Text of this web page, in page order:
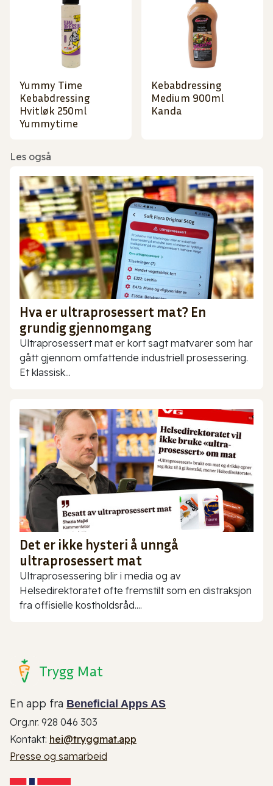
Yummy Time
Kebabdressing
Hvitløk 250ml
Yummytime
Kebabdressing
Medium 900ml
Kanda
Les også
Hva er ultraprosessert mat? En
grundig gjennomgang
Ultraprosessert mat er kort sagt matvarer som har
gått gjennom omfattende industriell prosessering.
Et klassisk...
Det er ikke hysteri å unngå
ultraprosessert mat
Ultraprosessering blir i media og av
Helsedirektoratet ofte fremstilt som en distraksjon
fra offisielle kostholdsråd....
Trygg Mat
En app fra Beneficial Apps AS
Org.nr. 928 046 303
Kontakt: hei@tryggmat.app
Presse og samarbeid